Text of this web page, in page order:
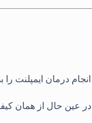
درمان ایمپلنت
عین حال از همان